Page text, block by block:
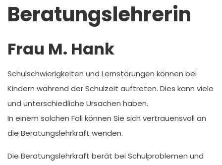
Beratungslehrerin
Frau M. Hank
Schulschwierigkeiten und Lernstörungen können bei
Kindern während der Schulzeit auftreten. Dies kann viele
und unterschiedliche Ursachen haben.
In einem solchen Fall können Sie sich vertrauensvoll an
die Beratungslehrkraft wenden.
Die Beratungslehrkraft berät bei Schulproblemen und